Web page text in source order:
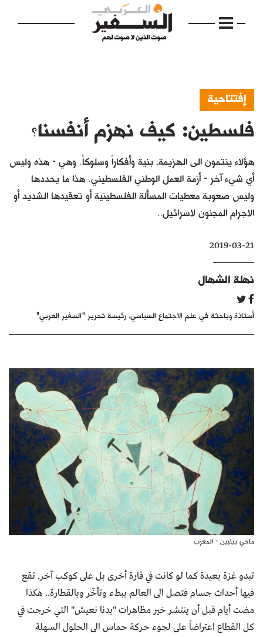
الرئيسية
إفتتاحية
فكرة
بالصورة
كتّابنا
الأرشيف
إفتتاحية
فلسطين: كيف نهزم أنفسنا؟
هؤلاء ينتمون الى الهزيمة، بنية وأفكاراً وسلوكاً. وهي - هذه وليس
أي شيء آخر - أزمة العمل الوطني الفلسطيني. هذا ما يحددها
وليس صعوبة معطيات المسألة الفلسطينية أو تعقيدها الشديد أو
الاجرام المجنون لاسرائيل..
2019-03-21
نهلة الشهال
أستاذة وباحثة في علم الاجتماع السياسي، رئيسة تحرير "السفير العربي"
ماحي بينبين - المغرب
تبدو غزة بعيدة كما لو كانت في قارة أخرى بل على كوكب آخر. تقع
فيها أحداث جسام فتصل الى العالم ببطء وتأخّر وبالقطارة.. هكذا
مضت أيام قبل أن ينتشر خير مظاهرات "بدنا نعيش" التي خرجت في
كل القطاع اعتراضاً على لجوء حركة حماس الى الحلول السهلة